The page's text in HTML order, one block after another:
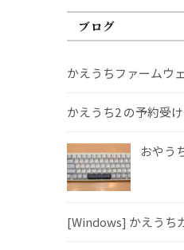
ブログ
かえうちファームウ
かえうち2 の予約受
おやう
[Windows] かえうち